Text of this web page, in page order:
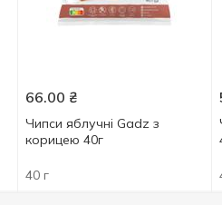
66.00 ₴
Чипси яблучні Gadz з
корицею 40г
40 г